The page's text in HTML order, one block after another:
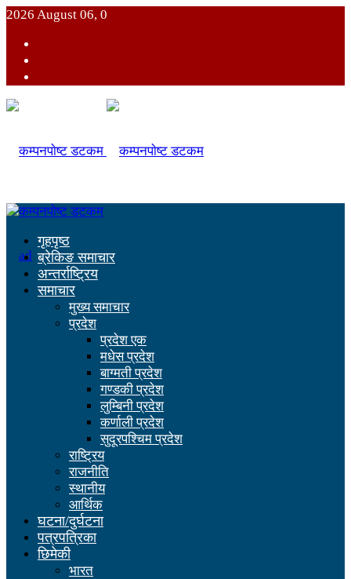
2026 August 06, 0
गृहपृष्ठ
ब्रेकिङ समाचार
अन्तर्राष्ट्रिय
समाचार
मुख्य समाचार
प्रदेश
प्रदेश एक
मधेस प्रदेश
बाग्मती प्रदेश
गण्डकी प्रदेश
लुम्बिनी प्रदेश
कर्णाली प्रदेश
सुदूरपश्चिम प्रदेश
राष्ट्रिय
राजनीति
स्थानीय
आर्थिक
घटना/दुर्घटना
पत्रपत्रिका
छिमेकी
भारत